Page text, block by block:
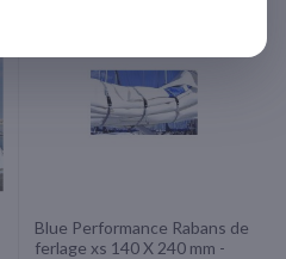
Blue Performance Rabans de
ferlage xs 140 X 240 mm -